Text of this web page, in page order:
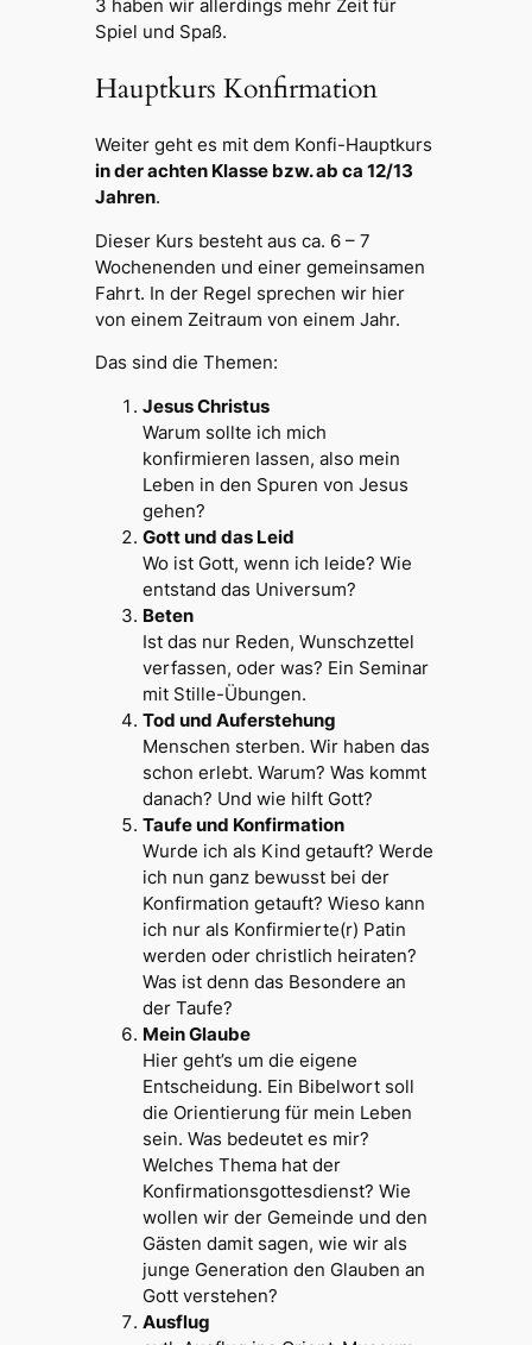
3 haben wir allerdings mehr Zeit für
Spiel und Spaß.
Hauptkurs Konfirmation
Weiter geht es mit dem Konfi-Hauptkurs
in der achten Klasse bzw. ab ca 12/13
Jahren.
Dieser Kurs besteht aus ca. 6 – 7
Wochenenden und einer gemeinsamen
Fahrt. In der Regel sprechen wir hier
von einem Zeitraum von einem Jahr.
Das sind die Themen:
Jesus Christus
Warum sollte ich mich
konfirmieren lassen, also mein
Leben in den Spuren von Jesus
gehen?
Gott und das Leid
Wo ist Gott, wenn ich leide? Wie
entstand das Universum?
Beten
Ist das nur Reden, Wunschzettel
verfassen, oder was? Ein Seminar
mit Stille-Übungen.
Tod und Auferstehung
Menschen sterben. Wir haben das
schon erlebt. Warum? Was kommt
danach? Und wie hilft Gott?
Taufe und Konfirmation
Wurde ich als Kind getauft? Werde
ich nun ganz bewusst bei der
Konfirmation getauft? Wieso kann
ich nur als Konfirmierte(r) Patin
werden oder christlich heiraten?
Was ist denn das Besondere an
der Taufe?
Mein Glaube
Hier geht’s um die eigene
Entscheidung. Ein Bibelwort soll
die Orientierung für mein Leben
sein. Was bedeutet es mir?
Welches Thema hat der
Konfirmationsgottesdienst? Wie
wollen wir der Gemeinde und den
Gästen damit sagen, wie wir als
junge Generation den Glauben an
Gott verstehen?
Ausflug